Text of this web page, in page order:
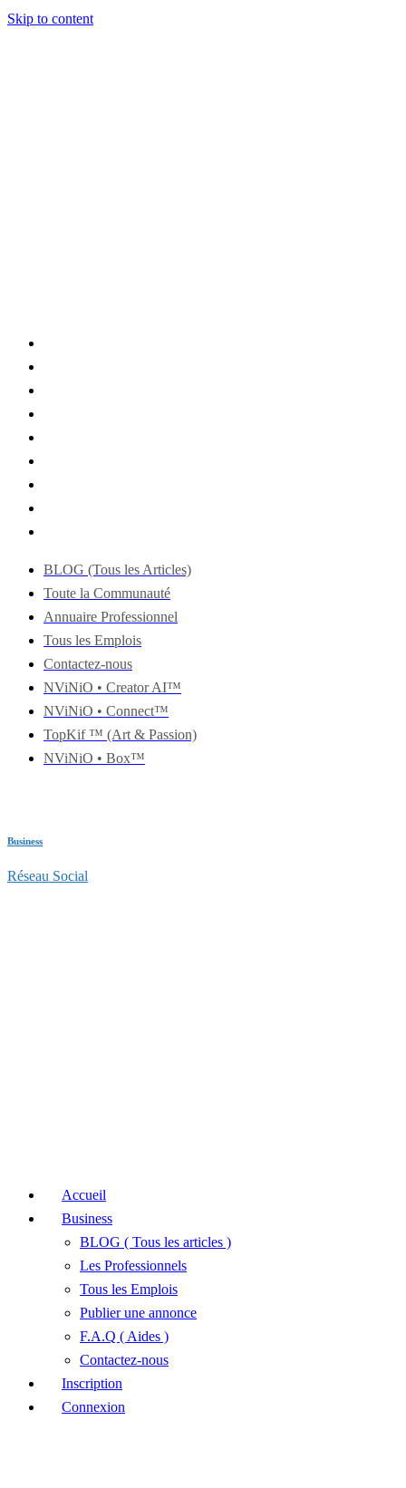
Skip to content
BLOG (Tous les Articles)
Toute la Communauté
Annuaire Professionnel
Tous les Emplois
Contactez-nous
NViNiO • Creator AI™
NViNiO • Connect™
TopKif ™ (Art & Passion)
NViNiO • Box™
Business
Réseau Social
Accueil
Business
BLOG ( Tous les articles )
Les Professionnels
Tous les Emplois
Publier une annonce
F.A.Q ( Aides )
Contactez-nous
Inscription
Connexion